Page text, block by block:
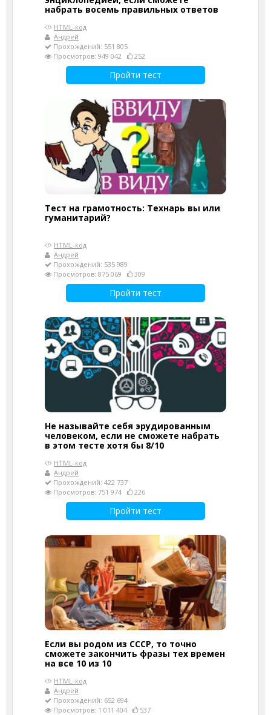
набрать восемь правильных ответов
HTML-код
Андрей
Прохождений: 551 805
Просмотров: 949 042
252
Пройти тест
Тест на грамотность: Технарь вы или
гуманитарий?
HTML-код
Андрей
Прохождений: 535 989
Просмотров: 875 069
309
Пройти тест
Не называйте себя эрудированным
человеком, если не сможете набрать
в этом тесте хотя бы 8/10
HTML-код
Андрей
Прохождений: 422 737
Просмотров: 751 974
226
Пройти тест
Если вы родом из СССР, то точно
сможете закончить фразы тех времен
на все 10 из 10
HTML-код
Андрей
Прохождений: 652 694
Просмотров: 1 011 404
537